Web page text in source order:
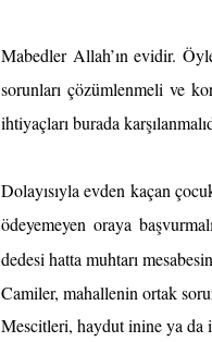
Mabedler Allah’ın evidir.
sorunları çözümlenmeli ve
ihtiyaçları burada
Dolayısıyla evden kaçan
ödeyemeyen oraya
dedesi hatta muhtarı
Camiler, mahallenin ortak
Mescitleri, haydut inine ya da